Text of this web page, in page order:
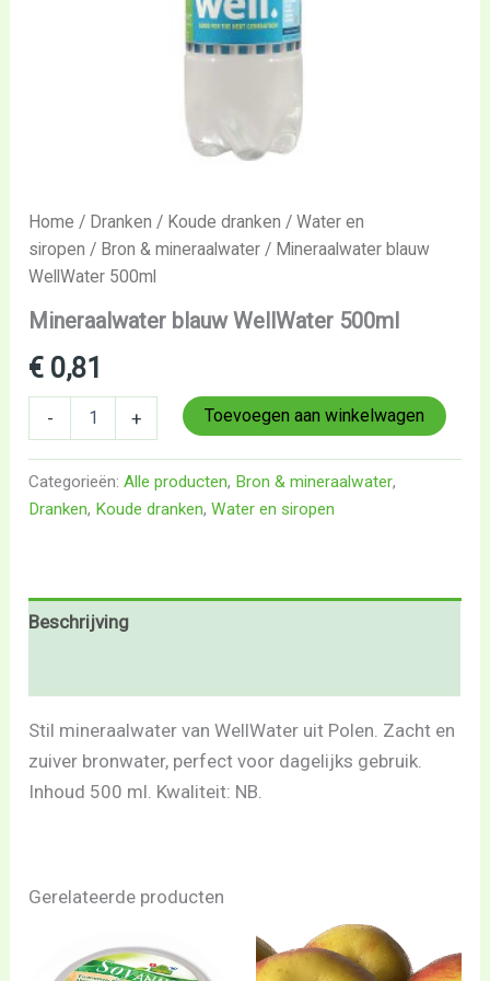
Home / Dranken / Koude dranken /Water en
siropen / Bron & mineraalwater / Mineraalwater blauw
WellWater 500ml
Mineraalwater blauw WellWater 500ml
€ 0,81
- + Toevoegen aan winkelwagen
Categorieën:Alle producten, Bron & mineraalwater,
Dranken, Koude dranken,Water en siropen
Beschrijving
Stil mineraalwater van WellWater uit Polen. Zacht en
zuiver bronwater, perfect voor dagelijks gebruik.
Inhoud 500 ml. Kwaliteit: NB.
Gerelateerde producten